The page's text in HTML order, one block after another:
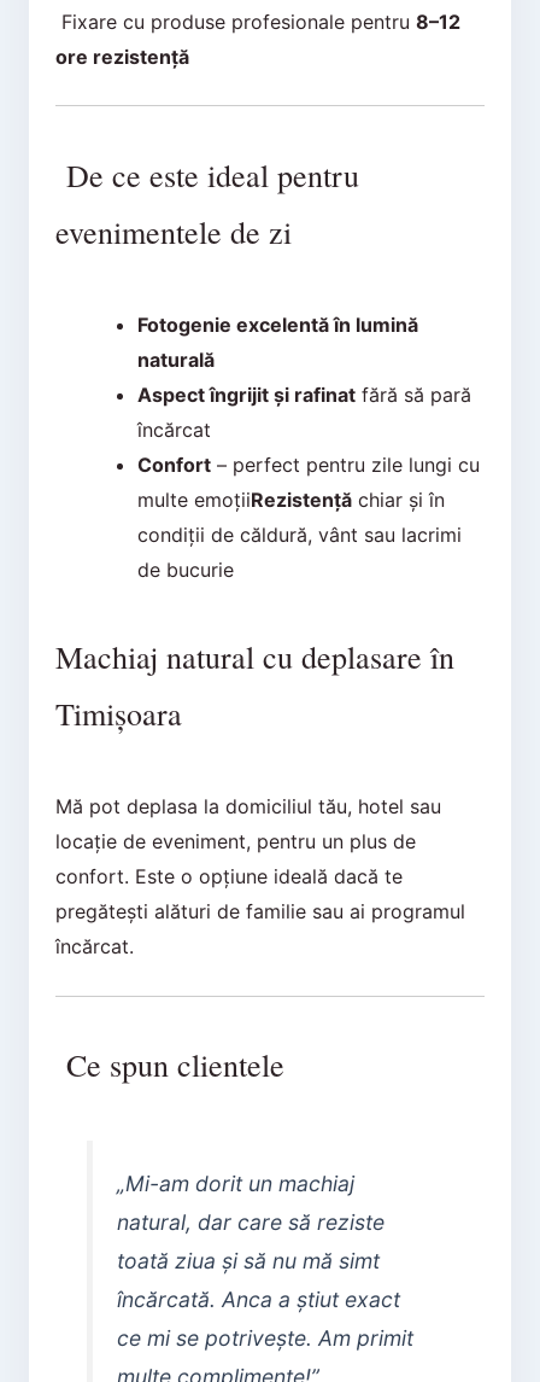
Fixare cu produse profesionale pentru 8–12
ore rezistență
De ce este ideal pentru
evenimentele de zi
Fotogenie excelentă în lumină
naturală
Aspect îngrijit și rafinatfără să pară
încărcat
Confort– perfect pentru zile lungi cu
multe emoțiiRezistențăchiar și în
condiții de căldură, vânt sau lacrimi
de bucurie
Machiaj natural cu deplasare în
Timișoara
Mă pot deplasa la domiciliul tău, hotel sau
locație de eveniment, pentru un plus de
confort. Este o opțiune ideală dacă te
pregătești alături de familie sau ai programul
încărcat.
Ce spun clientele
„Mi-am dorit un machiaj
natural, dar care să reziste
toată ziua și să nu mă simt
încărcată. Anca a știut exact
ce mi se potrivește. Am primit